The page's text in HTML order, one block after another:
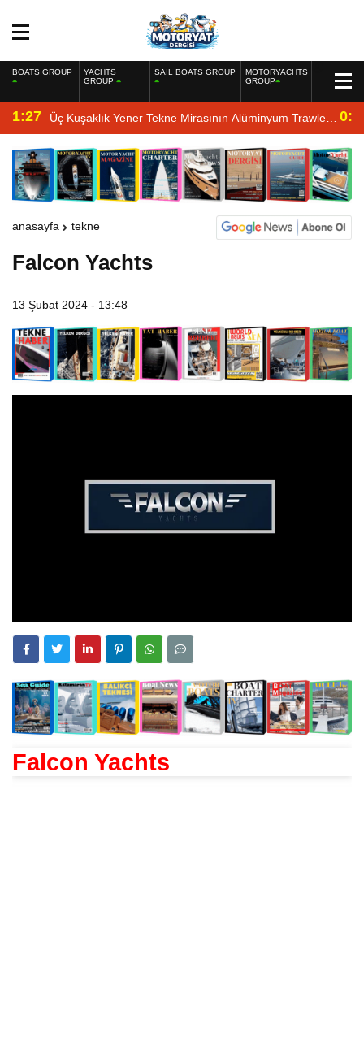
BOATS GROUP
YACHTS
GROUP
SAIL BOATS GROUP
MOTORYACHTS
GROUP
1:27 Üç Kuşaklık Yener Tekne Mirasının Alüminyum Trawler
Yorumu
anasayfa tekne
Falcon Yachts
13 Şubat 2024 - 13:48
Falcon Yachts